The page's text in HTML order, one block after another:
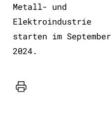
Metall- und
Elektroindustrie
starten im September
2024.
Drucker